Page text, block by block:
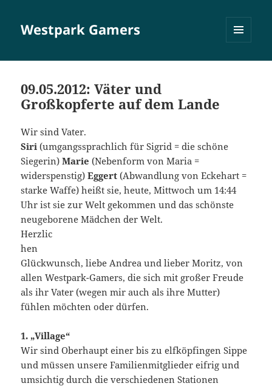
Westpark Gamers
09.05.2012: Väter und
Großkopferte auf dem Lande
Wir sind Vater.
Siri (umgangssprachlich für Sigrid = die schöne
Siegerin)Marie (Nebenform von Maria =
widerspenstig)Eggert (Abwandlung von Eckehart =
starke Waffe) heißt sie, heute, Mittwoch um 14:44
Uhr ist sie zur Welt gekommen und das schönste
neugeborene Mädchen der Welt.
Herzlic
hen
Glückwunsch, liebe Andrea und lieber Moritz, von
allen Westpark-Gamers, die sich mit großer Freude
als ihr Vater (wegen mir auch als ihre Mutter)
fühlen möchten oder dürfen.
1. „Village“
Wir sind Oberhaupt einer bis zu elfköpfingen Sippe
und müssen unsere Familienmitglieder eifrig und
umsichtig durch die verschiedenen Stationen